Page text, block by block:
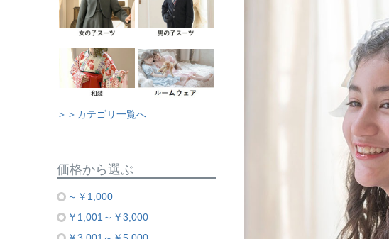
＞＞カテゴリ一覧へ
価格から選ぶ
～￥1,000
￥1,001～￥3,000